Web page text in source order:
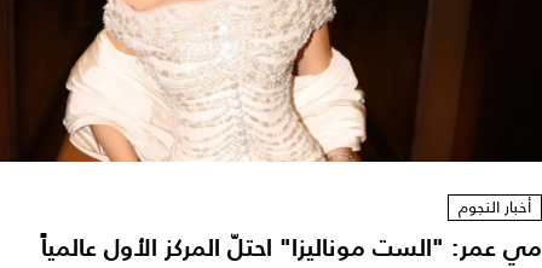
أخبار النجوم
مي عمر: "الست موناليزا" احتلّ المركز الأول عالمياً